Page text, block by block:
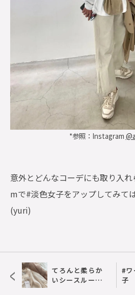
*参照：Instagram
意外とどんなコーデにも取り入
mで#淡色女子をアップしてみて
(yuri)
<
てろんと柔らか
いシースルーブ
#ワ
子